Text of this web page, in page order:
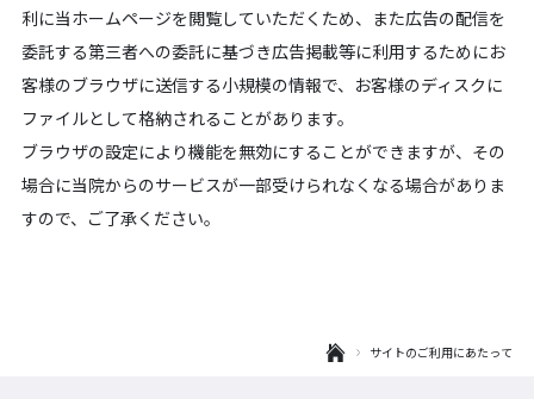
利に当ホームページを閲覧していただくため、また広告の配信を
委託する第三者への委託に基づき広告掲載等に利用するためにお
客様のブラウザに送信する小規模の情報で、お客様のディスクに
ファイルとして格納されることがあります。
ブラウザの設定により機能を無効にすることができますが、その
場合に当院からのサービスが一部受けられなくなる場合がありま
すので、ご了承ください。
サイトのご利用にあたって